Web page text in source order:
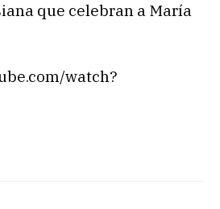
que celebran a María
watch?